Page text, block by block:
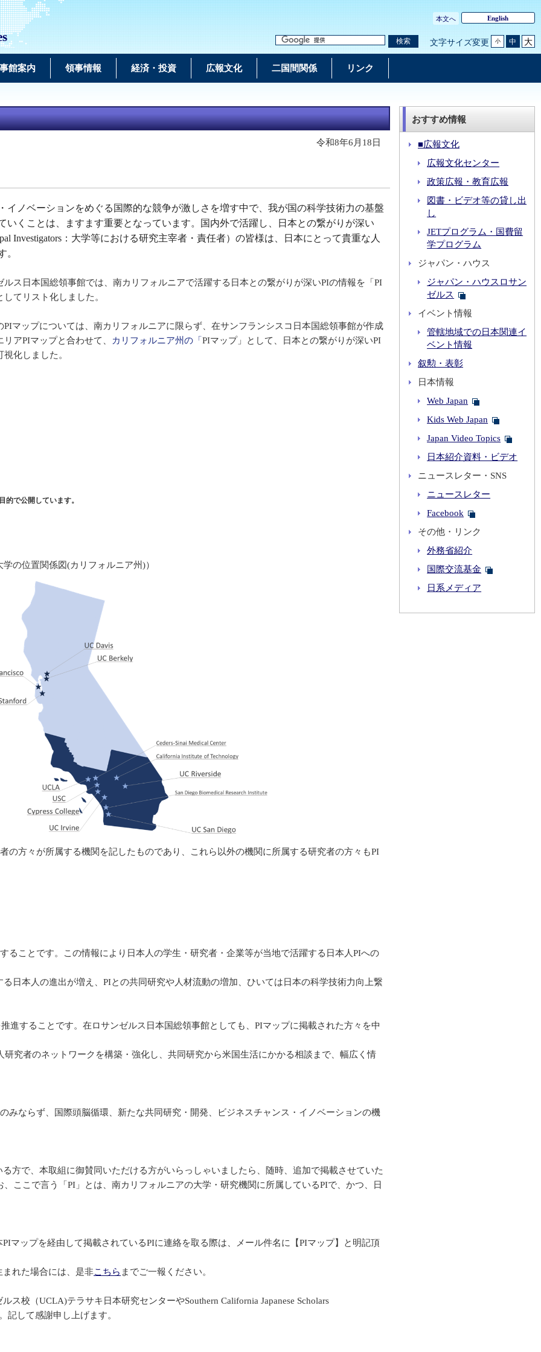
本文へ English
検索 文字サイズ変更 小 中 大
館案内 領事情報 経済・投資 広報文化 二国間関係 リンク
令和8年6月18日
イノベーションをめぐる国際的な競争が激しさを増す中で、我が国の科学技術力の基盤
いくことは、ますます重要となっています。国内外で活躍し、日本との繋がりが深い
Investigators：大学等における研究主宰者・責任者）の皆様は、日本にとって貴重な人
。
ルス日本国総領事館では、南カリフォルニアで活躍する日本との繋がりが深いPIの情報を「PI
してリスト化しました。
PIマップについては、南カリフォルニアに限らず、在サンフランシスコ日本国総領事館が作成
リアPIマップと合わせて、
カリフォルニア州の「 PIマップ」として、日本との繋がりが深いPI
化しました。
で公開しています。
の位置関係図(カリフォルニア州)）
の方々が所属する機関を記したものであり、これら以外の機関に所属する研究者の方々もPI
ことです。この情報により日本人の学生・研究者・企業等が当地で活躍する日本人PIへの
本人の進出が増え、PIとの共同研究や人材流動の増加、ひいては日本の科学技術力向上繋
進することです。在ロサンゼルス日本国総領事館としても、PIマップに掲載された方々を中
究者のネットワークを構築・強化し、共同研究から米国生活にかかる相談まで、幅広く情
みならず、国際頭脳循環、新たな共同研究・開発、ビジネスチャンス・イノベーションの機
方で、本取組に御賛同いただける方がいらっしゃいましたら、随時、追加で掲載させていた
ここで言う「PI」とは、南カリフォルニアの大学・研究機関に所属しているPIで、かつ、日
マップを経由して掲載されているPIに連絡を取る際は、メール件名に【PIマップ】と明記頂
れた場合には、是非こちら までご一報ください。
校（UCLA)テラサキ日本研究センターやSouthern California Japanese Scholars
記して感謝申し上げます。
おすすめ情報
■広報文化
広報文化センター
政策広報・教育広報
図書・ビデオ等の貸し出
し
JETプログラム・国費留
学プログラム
ジャパン・ハウス
ジャパン・ハウスロサン
ゼルス
イベント情報
管轄地域での日本関連イ
ベント情報
叙勲・表彰
日本情報
Web Japan
Kids Web Japan
Japan Video Topics
日本紹介資料・ビデオ
ニュースレター・SNS
ニュースレター
Facebook
その他・リンク
外務省紹介
国際交流基金
日系メディア